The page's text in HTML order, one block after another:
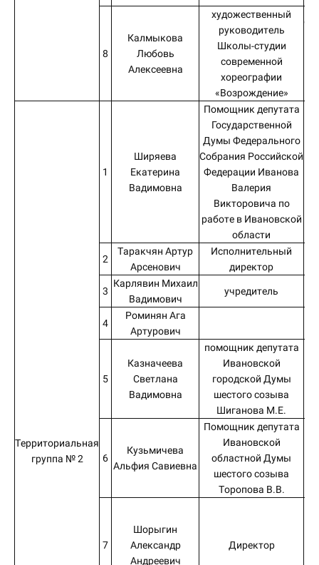
8
Калмыкова
Любовь
Алексеевна
художественный
руководитель
Школы-студии
современной
хореографии
«Возрождение»
Территориальная
группа № 2
1
Ширяева
Екатерина
Вадимовна
Помощник депутата
Государственной
Думы Федерального
Собрания Российской
Федерации Иванова
Валерия
Викторовича по
работе в Ивановской
области
2
Таракчян Артур
Арсенович
Исполнительный
директор
3
Карлявин Михаил
Вадимович
учредитель
4
Роминян Ага
Артурович
5
Казначеева
Светлана
Вадимовна
помощник депутата
Ивановской
городской Думы
шестого созыва
Шиганова М.Е.
6
Кузьмичева
Альфия Савиевна
Помощник депутата
Ивановской
областной Думы
шестого созыва
Торопова В.В.
7
Шорыгин
Александр
Андреевич
Директор